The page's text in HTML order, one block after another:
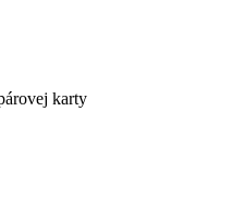
karty